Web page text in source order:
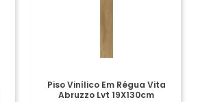
Piso Vinílico Em Régua Vita
Abruzzo Lvt 19X130cm